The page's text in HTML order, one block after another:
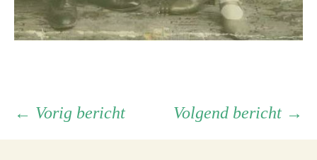
Berichtnavigatie
← Vorig bericht Volgend bericht →